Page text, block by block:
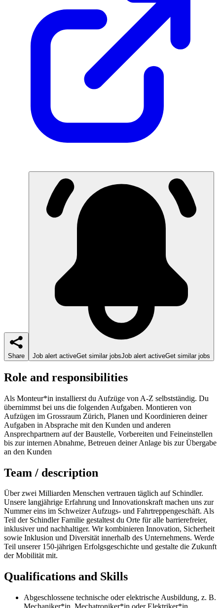
Share Job alert activeGet similar jobsJob alert activeGet similar jobs
Role and responsibilities
Als Monteur*in installierst du Aufzüge von A-Z selbstständig. Du
übernimmst bei uns die folgenden Aufgaben. Montieren von
Aufzügen im Grossraum Zürich, Planen und Koordinieren deiner
Aufgaben in Absprache mit den Kunden und anderen
Ansprechpartnern auf der Baustelle, Vorbereiten und Feineinstellen
bis zur internen Abnahme, Betreuen deiner Anlage bis zur Übergabe
an den Kunden
Team / description
Über zwei Milliarden Menschen vertrauen täglich auf Schindler.
Unsere langjährige Erfahrung und Innovationskraft machen uns zur
Nummer eins im Schweizer Aufzugs- und Fahrtreppengeschäft. Als
Teil der Schindler Familie gestaltest du Orte für alle barrierefreier,
inklusiver und nachhaltiger. Wir kombinieren Innovation, Sicherheit
sowie Inklusion und Diversität innerhalb des Unternehmens. Werde
Teil unserer 150-jährigen Erfolgsgeschichte und gestalte die Zukunft
der Mobilität mit.
Qualifications and Skills
Abgeschlossene technische oder elektrische Ausbildung, z. B.